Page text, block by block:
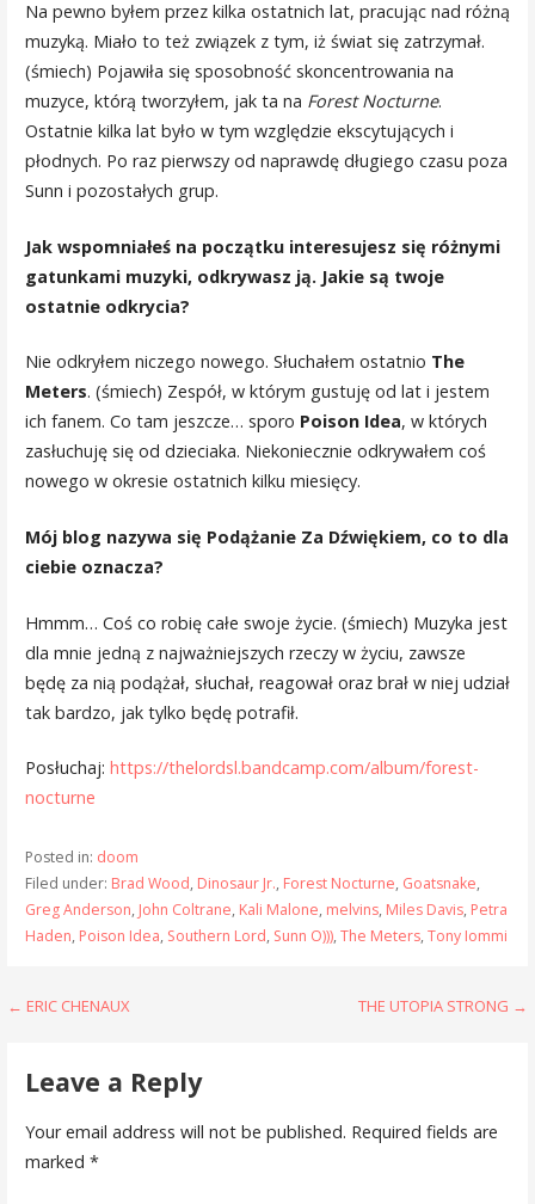
Na pewno byłem przez kilka ostatnich lat, pracując nad różną
muzyką. Miało to też związek z tym, iż świat się zatrzymał.
(śmiech) Pojawiła się sposobność skoncentrowania na
muzyce, którą tworzyłem, jak ta na Forest Nocturne.
Ostatnie kilka lat było w tym względzie ekscytujących i
płodnych. Po raz pierwszy od naprawdę długiego czasu poza
Sunn i pozostałych grup.
Jak wspomniałeś na początku interesujesz się różnymi
gatunkami muzyki, odkrywasz ją. Jakie są twoje
ostatnie odkrycia?
Nie odkryłem niczego nowego. Słuchałem ostatnio The
Meters. (śmiech) Zespół, w którym gustuję od lat i jestem
ich fanem. Co tam jeszcze… sporo Poison Idea, w których
zasłuchuję się od dzieciaka. Niekoniecznie odkrywałem coś
nowego w okresie ostatnich kilku miesięcy.
Mój blog nazywa się Podążanie Za Dźwiękiem, co to dla
ciebie oznacza?
Hmmm… Coś co robię całe swoje życie. (śmiech) Muzyka jest
dla mnie jedną z najważniejszych rzeczy w życiu, zawsze
będę za nią podążał, słuchał, reagował oraz brał w niej udział
tak bardzo, jak tylko będę potrafił.
Posłuchaj: https://thelordsl.bandcamp.com/album/forest-
nocturne
Posted in: doom
Filed under: Brad Wood, Dinosaur Jr., Forest Nocturne, Goatsnake,
Greg Anderson, John Coltrane, Kali Malone, melvins, Miles Davis, Petra
Haden, Poison Idea, Southern Lord, Sunn O))), The Meters, Tony Iommi
Post
← ERIC CHENAUX THE UTOPIA STRONG →
Leave a Reply
Your email address will not be published. Required fields are
marked *